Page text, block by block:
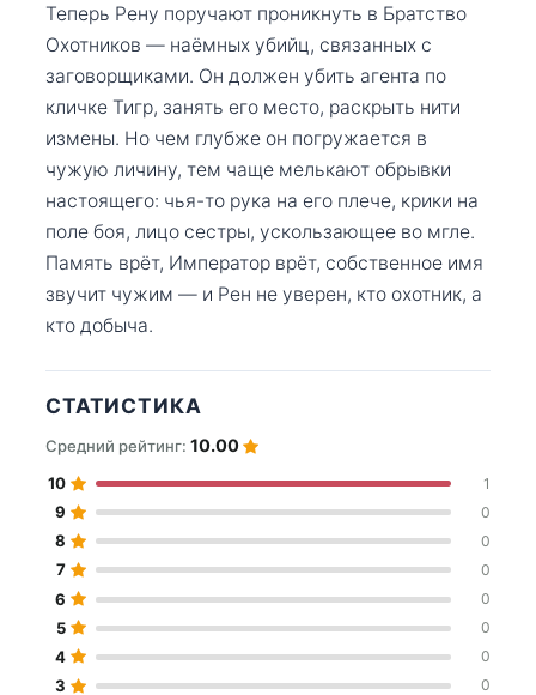
Теперь Рену поручают проникнуть в Братство
Охотников — наёмных убийц, связанных с
заговорщиками. Он должен убить агента по
кличке Тигр, занять его место, раскрыть нити
измены. Но чем глубже он погружается в
чужую личину, тем чаще мелькают обрывки
настоящего: чья-то рука на его плече, крики на
поле боя, лицо сестры, ускользающее во мгле.
Память врёт, Император врёт, собственное имя
звучит чужим — и Рен не уверен, кто охотник, а
кто добыча.
СТАТИСТИКА
Средний рейтинг: 10.00
10 1
9 0
8 0
7 0
6 0
5 0
4 0
3 0